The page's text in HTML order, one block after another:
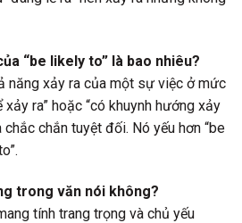
“be likely to” là bao nhiêu?
năng xảy ra của một sự việc ở mức
ra” hoặc “có khuynh hướng xảy
chắc chắn tuyệt đối. Nó yếu hơn “be
trong văn nói không?
tính trang trọng và chủ yếu